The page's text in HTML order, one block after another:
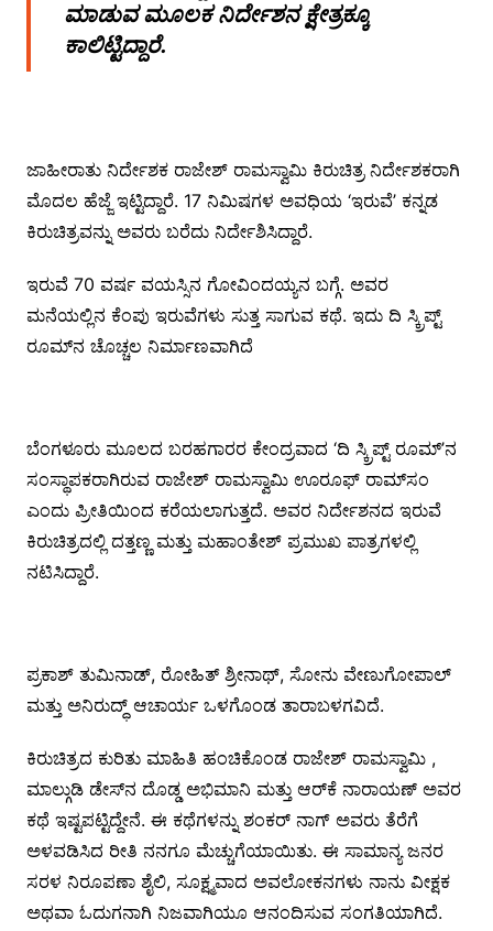
ಮಾಡುವ ಮೂಲಕ ನಿರ್ದೇಶನ ಕ್ಷೇತ್ರಕ್ಕೂ
ಕಾಲಿಟ್ಟಿದ್ದಾರೆ.‌
ಜಾಹೀರಾತು ನಿರ್ದೇಶಕ ರಾಜೇಶ್ ರಾಮಸ್ವಾಮಿ ಕಿರುಚಿತ್ರ ನಿರ್ದೇಶಕರಾಗಿ
ಮೊದಲ ಹೆಜ್ಜೆ ಇಟ್ಟಿದ್ದಾರೆ. 17 ನಿಮಿಷಗಳ ಅವಧಿಯ ‘ಇರುವೆ’ ಕನ್ನಡ
ಕಿರುಚಿತ್ರವನ್ನು ಅವರು ಬರೆದು ನಿರ್ದೇಶಿಸಿದ್ದಾರೆ.
ಇರುವೆ 70 ವರ್ಷ ವಯಸ್ಸಿನ ಗೋವಿಂದಯ್ಯನ ಬಗ್ಗೆ. ಅವರ
ಮನೆಯಲ್ಲಿನ ಕೆಂಪು ಇರುವೆಗಳು ಸುತ್ತ ಸಾಗುವ ಕಥೆ. ಇದು ದಿ ಸ್ಕ್ರಿಪ್ಟ್
ರೂಮ್‌ನ ಚೊಚ್ಚಲ ನಿರ್ಮಾಣವಾಗಿದೆ
ಬೆಂಗಳೂರು ಮೂಲದ ಬರಹಗಾರರ ಕೇಂದ್ರವಾದ ‘ದಿ ಸ್ಕ್ರಿಪ್ಟ್ ರೂಮ್‌’ನ
ಸಂಸ್ಥಾಪಕರಾಗಿರುವ ರಾಜೇಶ್ ರಾಮಸ್ವಾಮಿ ಊರೂಫ್ ರಾಮ್‌ಸಂ
ಎಂದು ಪ್ರೀತಿಯಿಂದ ಕರೆಯಲಾಗುತ್ತದೆ. ಅವರ ನಿರ್ದೇಶನದ ಇರುವೆ
ಕಿರುಚಿತ್ರದಲ್ಲಿ ದತ್ತಣ್ಣ ಮತ್ತು ಮಹಾಂತೇಶ್ ಪ್ರಮುಖ ಪಾತ್ರಗಳಲ್ಲಿ
ನಟಿಸಿದ್ದಾರೆ.
ಪ್ರಕಾಶ್ ತುಮಿನಾಡ್, ರೋಹಿತ್ ಶ್ರೀನಾಥ್, ಸೋನು ವೇಣುಗೋಪಾಲ್
ಮತ್ತು ಅನಿರುದ್ಧ್ ಆಚಾರ್ಯ ಒಳಗೊಂಡ ತಾರಾಬಳಗವಿದೆ.
ಕಿರುಚಿತ್ರದ ಕುರಿತು ಮಾಹಿತಿ ಹಂಚಿಕೊಂಡ ರಾಜೇಶ್ ರಾಮಸ್ವಾಮಿ ,
ಮಾಲ್ಗುಡಿ ಡೇಸ್‌ನ ದೊಡ್ಡ ಅಭಿಮಾನಿ ಮತ್ತು ಆರ್‌ಕೆ ನಾರಾಯಣ್ ಅವರ
ಕಥೆ ಇಷ್ಟಪಟ್ಟಿದ್ದೇನೆ. ಈ ಕಥೆಗಳನ್ನು ಶಂಕರ್ ನಾಗ್ ಅವರು ತೆರೆಗೆ
ಅಳವಡಿಸಿದ ರೀತಿ ನನಗೂ ಮೆಚ್ಚುಗೆಯಾಯಿತು. ಈ ಸಾಮಾನ್ಯ ಜನರ
ಸರಳ ನಿರೂಪಣಾ ಶೈಲಿ, ಸೂಕ್ಷ್ಮವಾದ ಅವಲೋಕನಗಳು ನಾನು ವೀಕ್ಷಕ
ಅಥವಾ ಓದುಗನಾಗಿ ನಿಜವಾಗಿಯೂ ಆನಂದಿಸುವ ಸಂಗತಿಯಾಗಿದೆ.